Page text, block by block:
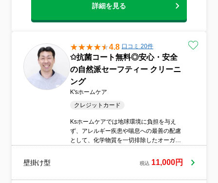
詳細を見る
4.8 口コミ 20件
✩抗菌コート無料◎安心・安全
の自然派セーフティー クリーニ
ング
K'sホームケア
クレジットカード
Ksホームケアでは地球環境に負担を与え
ず、アレルギー疾患や喘息への最善の配慮
として、化学物質を一切排除したオーガニ
ーフティ」なハウスクリーニングを展開し
ております。石油系の合成洗剤などはまっ
壁掛け型 税込 11,000円